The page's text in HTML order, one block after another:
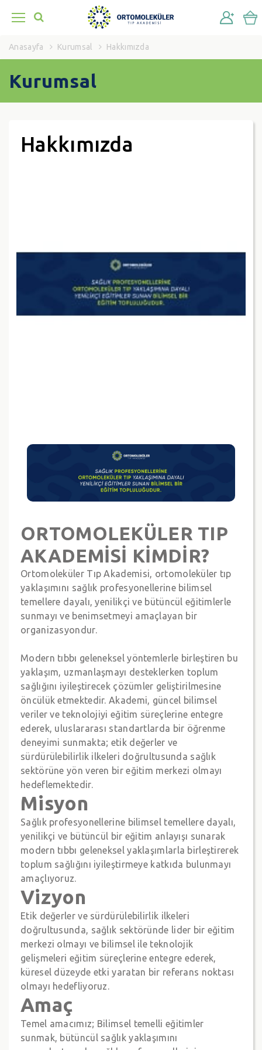
Anasayfa Kurumsal Hakkımızda
Kurumsal
Hakkımızda
ORTOMOLEKÜLER TIP
AKADEMİSİ KİMDİR?
Ortomoleküler Tıp Akademisi, ortomoleküler tıp
yaklaşımını sağlık profesyonellerine bilimsel
temellere dayalı, yenilikçi ve bütüncül eğitimlerle
sunmayı ve benimsetmeyi amaçlayan bir
organizasyondur.
Modern tıbbı geleneksel yöntemlerle birleştiren bu
yaklaşım, uzmanlaşmayı desteklerken toplum
sağlığını iyileştirecek çözümler geliştirilmesine
öncülük etmektedir. Akademi, güncel bilimsel
veriler ve teknolojiyi eğitim süreçlerine entegre
ederek, uluslararası standartlarda bir öğrenme
deneyimi sunmakta; etik değerler ve
sürdürülebilirlik ilkeleri doğrultusunda sağlık
sektörüne yön veren bir eğitim merkezi olmayı
hedeflemektedir.
Misyon
Sağlık profesyonellerine bilimsel temellere dayalı,
yenilikçi ve bütüncül bir eğitim anlayışı sunarak
modern tıbbı geleneksel yaklaşımlarla birleştirerek
toplum sağlığını iyileştirmeye katkıda bulunmayı
amaçlıyoruz.
Vizyon
Etik değerler ve sürdürülebilirlik ilkeleri
doğrultusunda, sağlık sektöründe lider bir eğitim
merkezi olmayı ve bilimsel ile teknolojik
gelişmeleri eğitim süreçlerine entegre ederek,
küresel düzeyde etki yaratan bir referans noktası
olmayı hedefliyoruz.
Amaç
Temel amacımız; Bilimsel temelli eğitimler
sunmak, bütüncül sağlık yaklaşımını